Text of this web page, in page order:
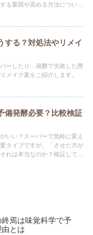
る要因や高める方法について
する？対処法やリメイ
ーしたり…発酵で失敗した際
メイク案をご紹介します。
備発酵必要？比較検証
いい？スーパーで気軽に変え
タイプですが、「させた方が
れは本当なのか？検証してメ
焉は味覚科学で予
とは